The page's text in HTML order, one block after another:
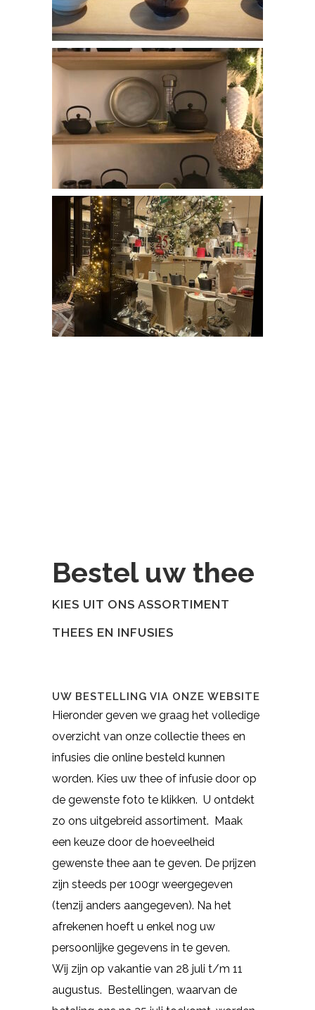
Bestel uw thee
KIES UIT ONS ASSORTIMENT
THEES EN INFUSIES
UW BESTELLING VIA ONZE WEBSITE
Hieronder geven we graag het volledige
overzicht van onze collectie thees en
infusies die online besteld kunnen
worden. Kies uw thee of infusie door op
de gewenste foto te klikken. U ontdekt
zo ons uitgebreid assortiment. Maak
een keuze door de hoeveelheid
gewenste thee aan te geven. De prijzen
zijn steeds per 100gr weergegeven
(tenzij anders aangegeven). Na het
afrekenen hoeft u enkel nog uw
persoonlijke gegevens in te geven.
Wij zijn op vakantie van 28 juli t/m 11
augustus. Bestellingen, waarvan de